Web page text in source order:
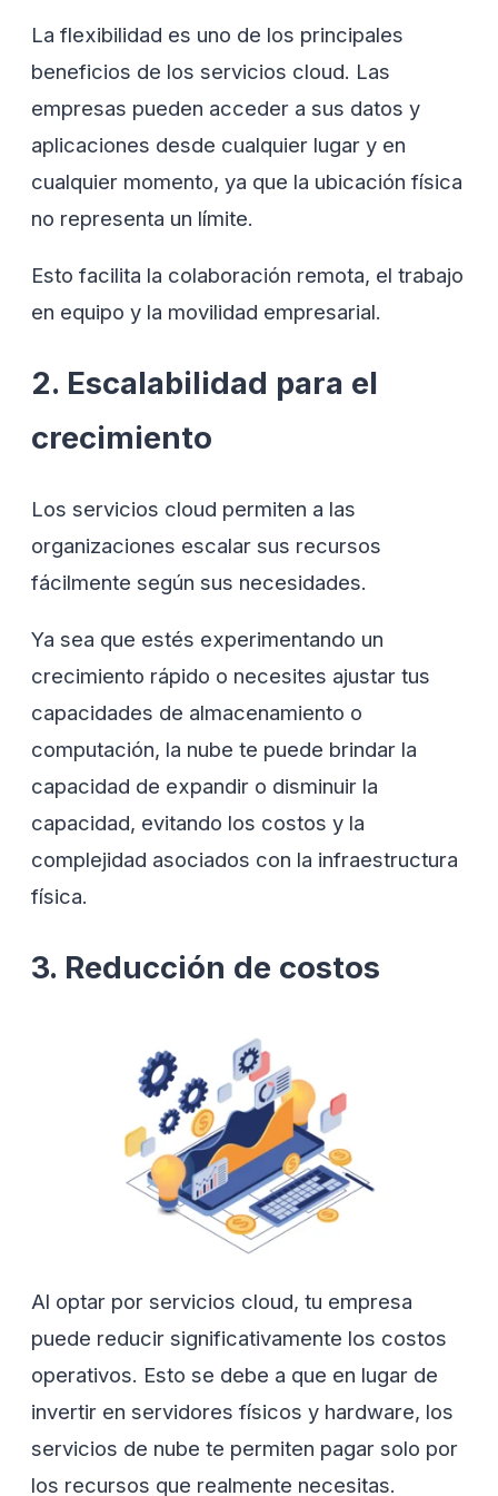
La flexibilidad es uno de los principales
beneficios de los servicios cloud. Las
empresas pueden acceder a sus datos y
aplicaciones desde cualquier lugar y en
cualquier momento, ya que la ubicación física
no representa un límite.
Esto facilita la colaboración remota, el trabajo
en equipo y la movilidad empresarial.
2. Escalabilidad para el
crecimiento
Los servicios cloud permiten a las
organizaciones escalar sus recursos
fácilmente según sus necesidades.
Ya sea que estés experimentando un
crecimiento rápido o necesites ajustar tus
capacidades de almacenamiento o
computación, la nube te puede brindar la
capacidad de expandir o disminuir la
capacidad, evitando los costos y la
complejidad asociados con la infraestructura
física.
3. Reducción de costos
Al optar por servicios cloud, tu empresa
puede reducir significativamente los costos
operativos. Esto se debe a que en lugar de
invertir en servidores físicos y hardware, los
servicios de nube te permiten pagar solo por
los recursos que realmente necesitas.